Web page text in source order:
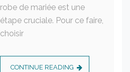
robe de mariée est une
étape cruciale. Pour ce faire,
choisir
CONTINUE READING